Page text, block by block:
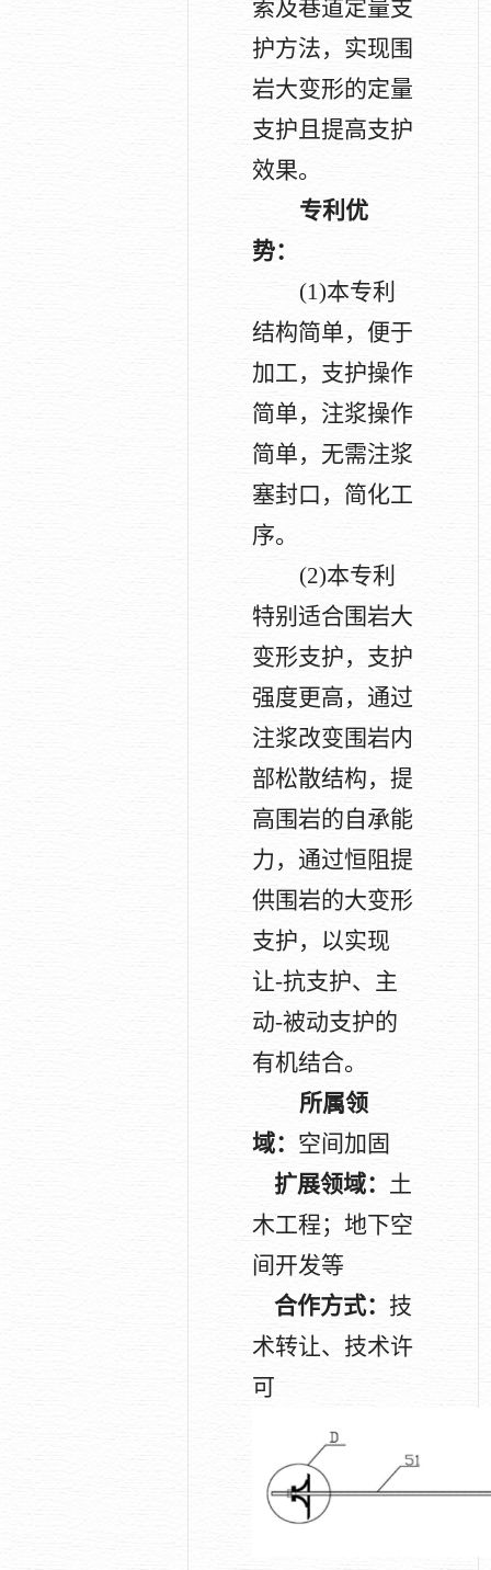
索及巷道定量支
护方法，实现围
岩大变形的定量
支护且提高支护
效果。
专利优
势：
(1)本专利
结构简单，便于
加工，支护操作
简单，注浆操作
简单，无需注浆
塞封口，简化工
序。
(2)本专利
特别适合围岩大
变形支护，支护
强度更高，通过
注浆改变围岩内
部松散结构，提
高围岩的自承能
力，通过恒阻提
供围岩的大变形
支护，以实现
让-抗支护、主
动-被动支护的
有机结合。
所属领
域： 空间加固
扩展领域： 土
木工程；地下空
间开发等
合作方式： 技
术转让、技术许
可